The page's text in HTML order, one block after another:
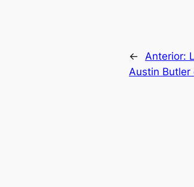
← Anterior:
Austin Butler